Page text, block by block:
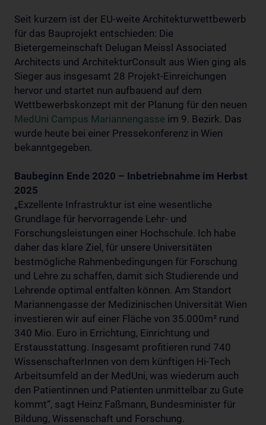
Seit kurzem ist der EU-weite Architekturwettbewerb
für das Bauprojekt entschieden: Die
Bietergemeinschaft Delugan Meissl Associated
Architects und ArchitekturConsult aus Wien ging als
Sieger aus insgesamt 28 Projekt-Einreichungen
hervor und startet nun aufbauend auf dem
Wettbewerbskonzept mit der Planung für den neuen
MedUni Campus Mariannengasse im 9. Bezirk. Das
wurde heute bei einer Pressekonferenz in Wien
bekanntgegeben.
Baubeginn Ende 2020 – Inbetriebnahme im Herbst
2025
„Exzellente Infrastruktur ist eine wesentliche
Grundlage für hervorragende Lehr- und
Forschungsleistungen einer Hochschule. Ich habe
daher das klare Ziel, für unsere Universitäten
bestmögliche Rahmenbedingungen für Forschung
und Lehre zu schaffen, damit sich Studierende und
Lehrende optimal entfalten können. Am Standort
Mariannengasse der Medizinischen Universität Wien
investieren wir auf einer Fläche von 35.000m² rund
340 Mio. Euro in Errichtung, Einrichtung und
Erstausstattung. Insgesamt profitieren rund 740
WissenschafterInnen von dem künftigen Hi-Tech
Arbeitsumfeld an der MedUni, was wiederum auch
den Patientinnen und Patienten unmittelbar zu Gute
kommt“, sagt Heinz Faßmann, Bundesminister für
Bildung, Wissenschaft und Forschung.